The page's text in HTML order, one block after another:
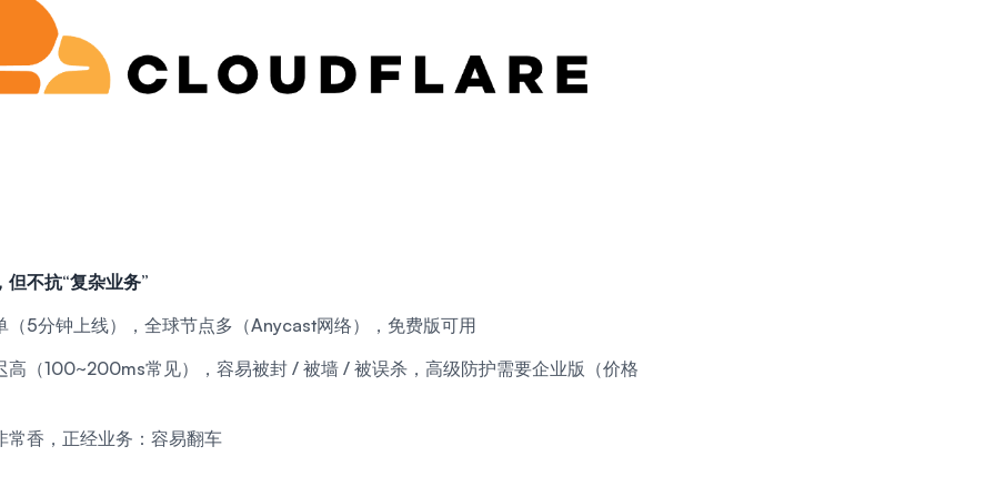
不抗“复杂业务”
（5分钟上线），全球节点多（Anycast网络），免费版可用
高（100~200ms常见），容易被封 / 被墙 / 被误杀，高级防护需要企业版（价格
常香，正经业务：容易翻车